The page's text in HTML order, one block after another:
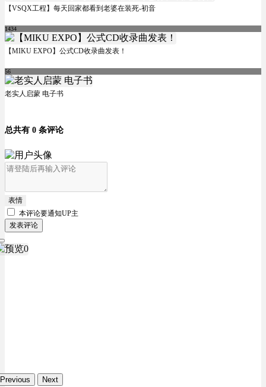
【VSQX工程】每天回家都看到老婆在装死-初音
1434
【MIKU EXPO】公式CD收录曲发表！
56
老实人启蒙 电子书
总共有 0 条评论
表情
本评论要通知UP主
发表评论
Previous Next